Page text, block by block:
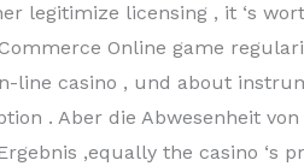
legitimize licensing , it ‘s
Online game
line casino , und about
. Aber die Abwesenheit
,equally the casino